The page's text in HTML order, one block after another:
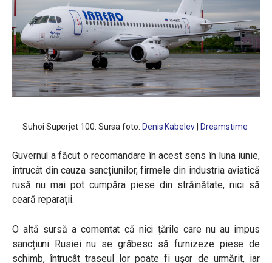
Suhoi Superjet 100. Sursa foto: Denis Kabelev| Dreamstime
Guvernul a făcut o recomandare în acest sens în luna iunie,
întrucât din cauza sancțiunilor, firmele din industria aviatică
rusă nu mai pot cumpăra piese din străinătate, nici să
ceară reparații.
O altă sursă a comentat că nici țările care nu au impus
sancțiuni Rusiei nu se grăbesc să furnizeze piese de
schimb, întrucât traseul lor poate fi ușor de urmărit, iar